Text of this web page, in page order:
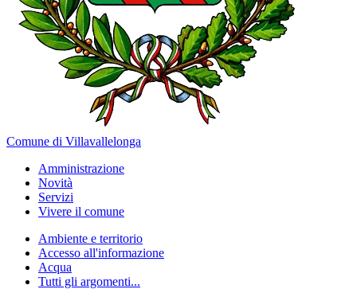
Comune di Villavallelonga
Amministrazione
Novità
Servizi
Vivere il comune
Ambiente e territorio
Accesso all'informazione
Acqua
Tutti gli argomenti...